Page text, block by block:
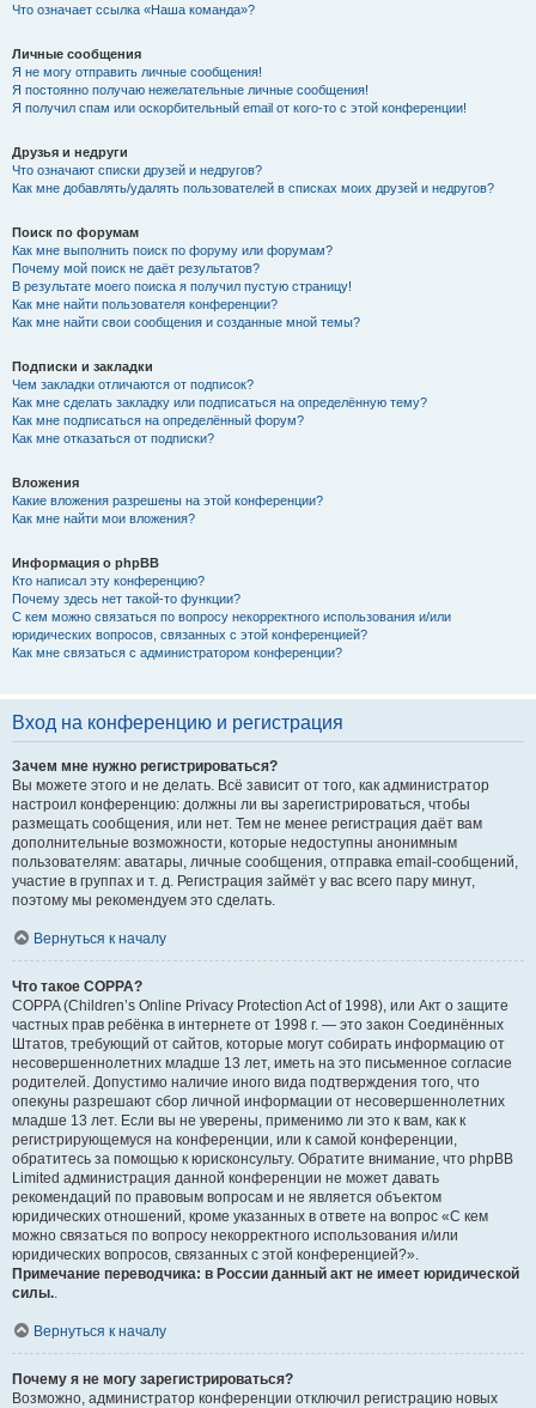
Что означает ссылка «Наша команда»?
Личные сообщения
Я не могу отправить личные сообщения!
Я постоянно получаю нежелательные личные сообщения!
Я получил спам или оскорбительный email от кого-то с этой конференции!
Друзья и недруги
Что означают списки друзей и недругов?
Как мне добавлять/удалять пользователей в списках моих друзей и недругов?
Поиск по форумам
Как мне выполнить поиск по форуму или форумам?
Почему мой поиск не даёт результатов?
В результате моего поиска я получил пустую страницу!
Как мне найти пользователя конференции?
Как мне найти свои сообщения и созданные мной темы?
Подписки и закладки
Чем закладки отличаются от подписок?
Как мне сделать закладку или подписаться на определённую тему?
Как мне подписаться на определённый форум?
Как мне отказаться от подписки?
Вложения
Какие вложения разрешены на этой конференции?
Как мне найти мои вложения?
Информация о phpBB
Кто написал эту конференцию?
Почему здесь нет такой-то функции?
С кем можно связаться по вопросу некорректного использования и/или
юридических вопросов, связанных с этой конференцией?
Как мне связаться с администратором конференции?
Вход на конференцию и регистрация
Зачем мне нужно регистрироваться?
Вы можете этого и не делать. Всё зависит от того, как администратор
настроил конференцию: должны ли вы зарегистрироваться, чтобы
размещать сообщения, или нет. Тем не менее регистрация даёт вам
дополнительные возможности, которые недоступны анонимным
пользователям: аватары, личные сообщения, отправка email-сообщений,
участие в группах и т. д. Регистрация займёт у вас всего пару минут,
поэтому мы рекомендуем это сделать.
Вернуться к началу
Что такое COPPA?
COPPA (Children’s Online Privacy Protection Act of 1998), или Акт о защите
частных прав ребёнка в интернете от 1998 г. — это закон Соединённых
Штатов, требующий от сайтов, которые могут собирать информацию от
несовершеннолетних младше 13 лет, иметь на это письменное согласие
родителей. Допустимо наличие иного вида подтверждения того, что
опекуны разрешают сбор личной информации от несовершеннолетних
младше 13 лет. Если вы не уверены, применимо ли это к вам, как к
регистрирующемуся на конференции, или к самой конференции,
обратитесь за помощью к юрисконсульту. Обратите внимание, что phpBB
Limited администрация данной конференции не может давать
рекомендаций по правовым вопросам и не является объектом
юридических отношений, кроме указанных в ответе на вопрос «С кем
можно связаться по вопросу некорректного использования и/или
юридических вопросов, связанных с этой конференцией?».
Примечание переводчика: в России данный акт не имеет юридической
силы..
Вернуться к началу
Почему я не могу зарегистрироваться?
Возможно, администратор конференции отключил регистрацию новых